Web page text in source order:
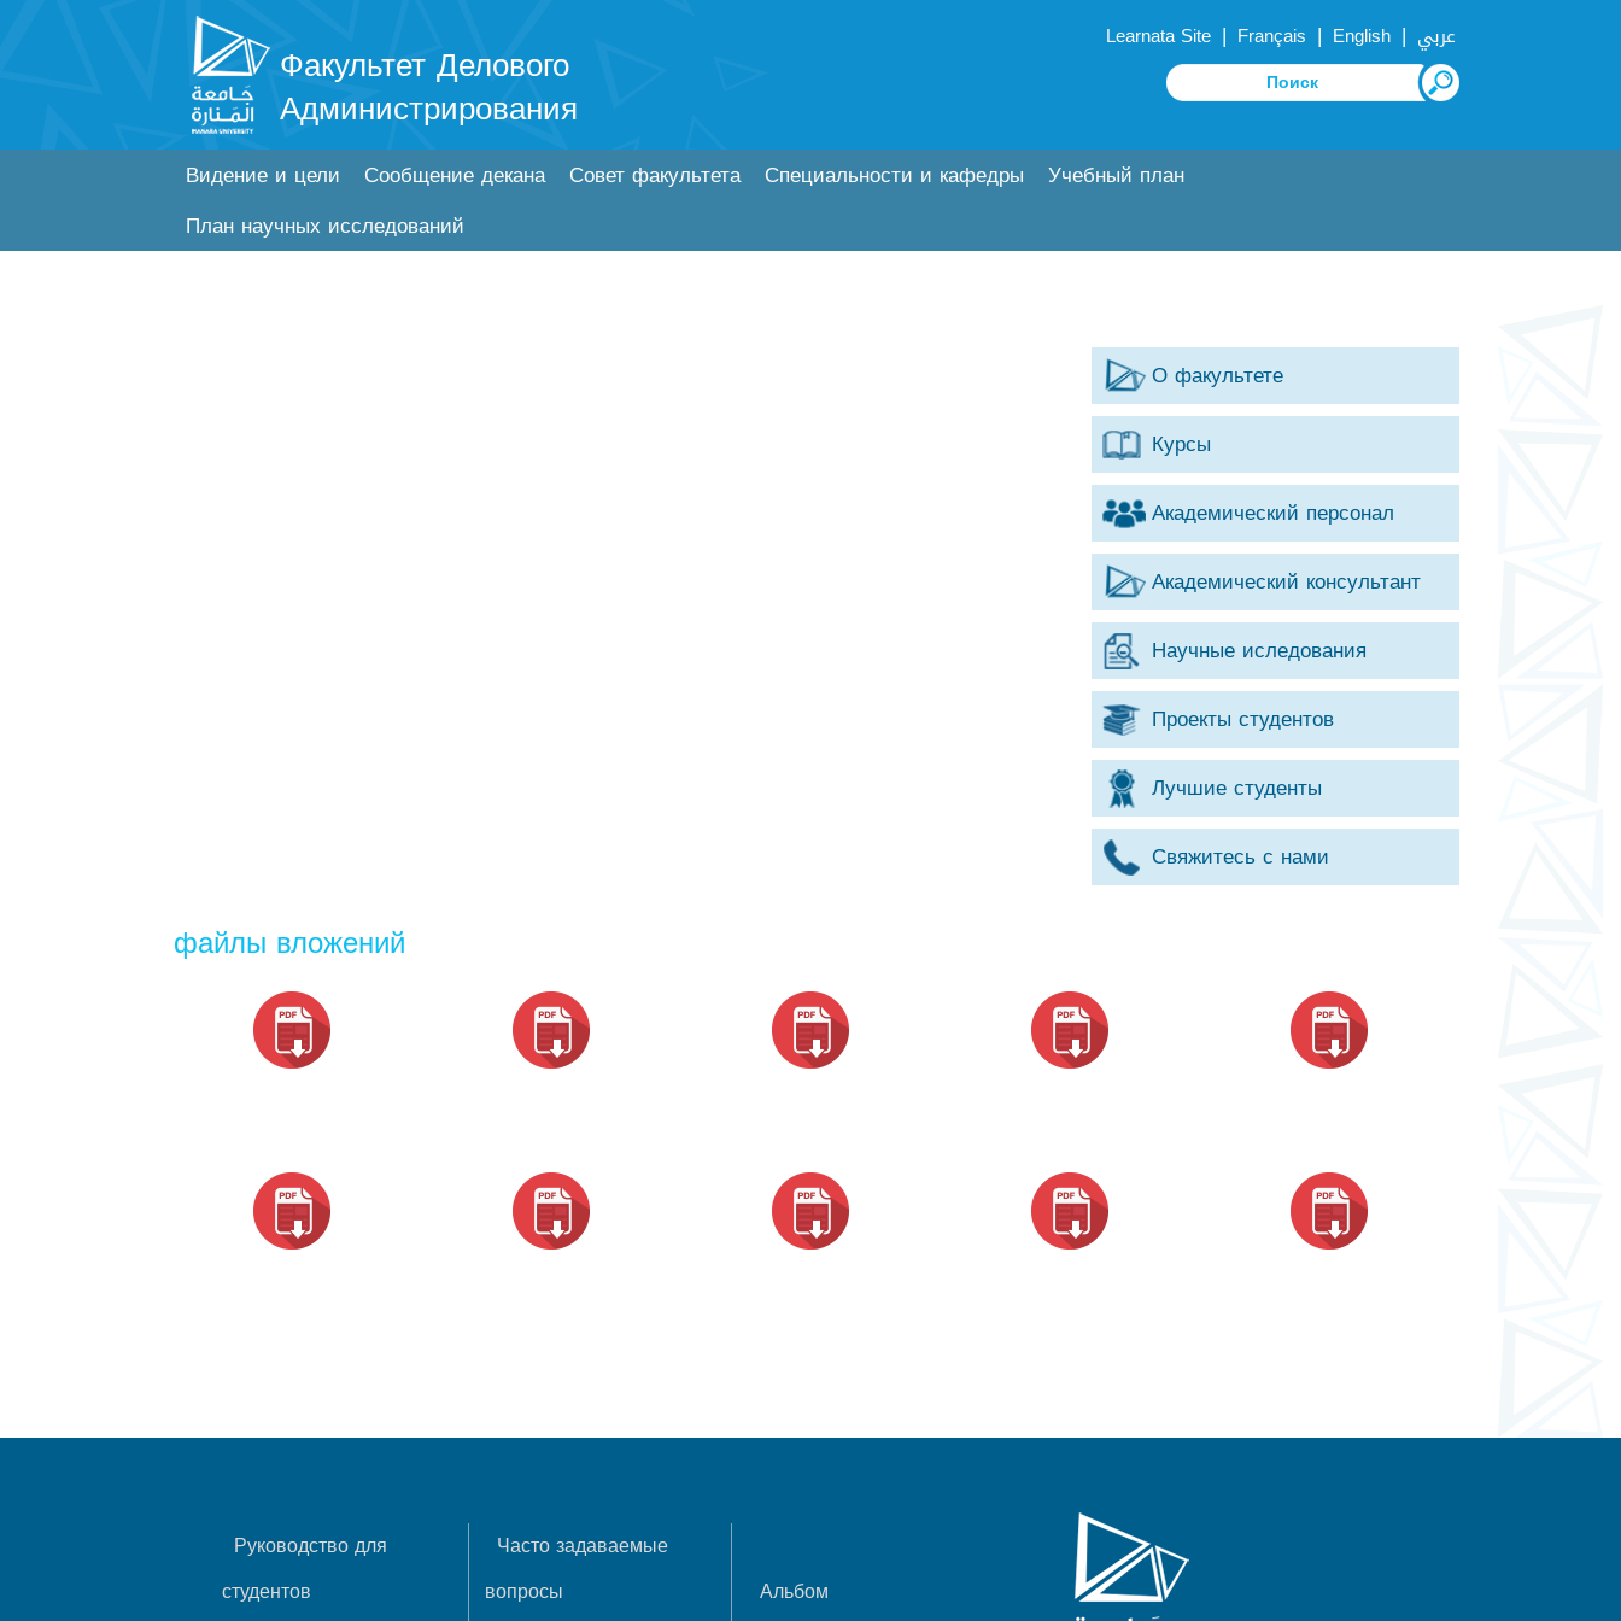
Факультет Делового
Администрирования
Learnata Site | Français | English | عربي
Видение и цели Сообщение декана Совет факультета Специальности и кафедры
Учебный план
План научных исследований
О факультете
Курсы
Академический персонал
Академический консультант
Научные иследования
Проекты студентов
Лучшие студенты
Свяжитесь с нами
файлы вложений
Руководство для
студентов
Часто задаваемые
вопросы
Альбом